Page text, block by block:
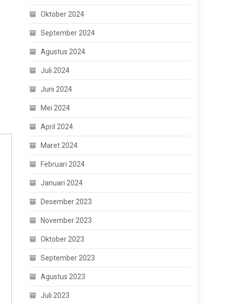
Oktober 2024
September 2024
Agustus 2024
Juli 2024
Juni 2024
Mei 2024
April 2024
Maret 2024
Februari 2024
Januari 2024
Desember 2023
November 2023
Oktober 2023
September 2023
Agustus 2023
Juli 2023